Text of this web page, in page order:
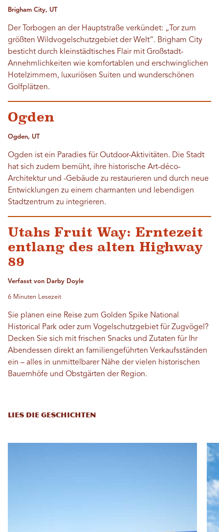
Brigham City, UT
Der Torbogen an der Hauptstraße verkündet: „Tor zum
größten Wildvogelschutzgebiet der Welt“. Brigham City
besticht durch kleinstädtisches Flair mit Großstadt-
Annehmlichkeiten wie komfortablen und erschwinglichen
Hotelzimmern, luxuriösen Suiten und wunderschönen
Golfplätzen.
Ogden
Ogden, UT
Ogden ist ein Paradies für Outdoor-Aktivitäten. Die Stadt
hat sich zudem bemüht, ihre historische Art-déco-
Architektur und -Gebäude zu restaurieren und durch neue
Entwicklungen zu einem charmanten und lebendigen
Stadtzentrum zu integrieren.
Utahs Fruit Way: Erntezeit
entlang des alten Highway
89
Verfasst von Darby Doyle
6 Minuten Lesezeit
Sie planen eine Reise zum Golden Spike National
Historical Park oder zum Vogelschutzgebiet für Zugvögel?
Decken Sie sich mit frischen Snacks und Zutaten für Ihr
Abendessen direkt an familiengeführten Verkaufsständen
ein – alles in unmittelbarer Nähe der vielen historischen
Bauernhöfe und Obstgärten der Region.
LIES DIE GESCHICHTEN